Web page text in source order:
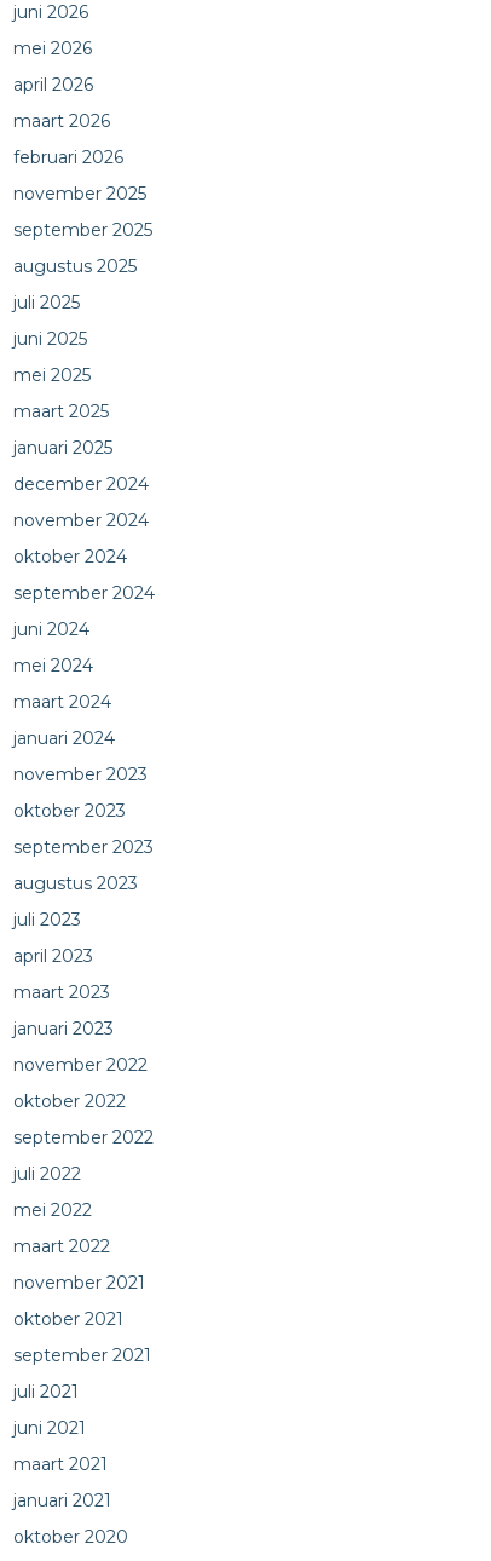
juni 2026
mei 2026
april 2026
maart 2026
februari 2026
november 2025
september 2025
augustus 2025
juli 2025
juni 2025
mei 2025
maart 2025
januari 2025
december 2024
november 2024
oktober 2024
september 2024
juni 2024
mei 2024
maart 2024
januari 2024
november 2023
oktober 2023
september 2023
augustus 2023
juli 2023
april 2023
maart 2023
januari 2023
november 2022
oktober 2022
september 2022
juli 2022
mei 2022
maart 2022
november 2021
oktober 2021
september 2021
juli 2021
juni 2021
maart 2021
januari 2021
oktober 2020